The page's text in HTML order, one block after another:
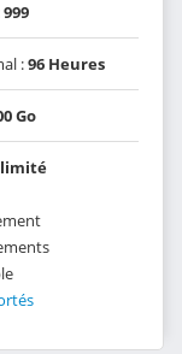
999
:96 Heures
Go